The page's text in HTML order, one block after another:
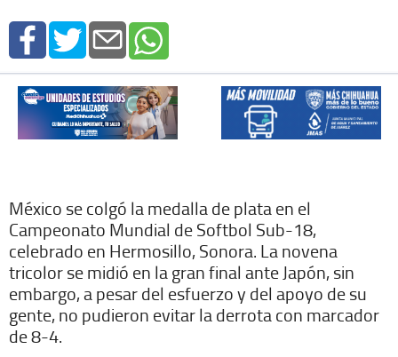
México se colgó la medalla de plata en el
Campeonato Mundial de Softbol Sub-18,
celebrado en Hermosillo, Sonora. La novena
tricolor se midió en la gran final ante Japón, sin
embargo, a pesar del esfuerzo y del apoyo de su
gente, no pudieron evitar la derrota con marcador
de 8-4.